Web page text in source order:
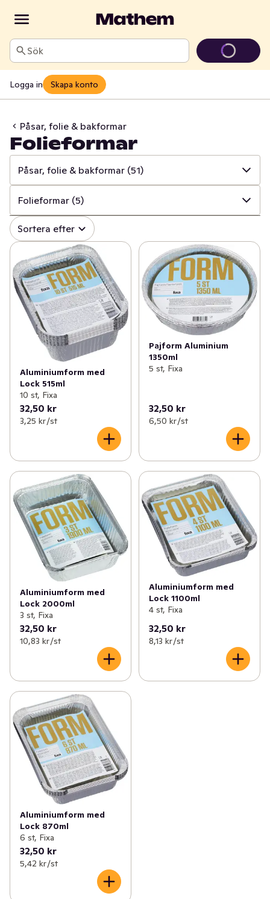
Sök
Logga in Skapa konto
Påsar, folie & bakformar
Folieformar
Påsar, folie & bakformar (51)
✓ Alla (997)
✓ Hushålls- & toapapper
Disk & städ (206)
✓ Tvätt & klädvård (124)
✓ Påsar, folie & bakformar (51)
Servetter, ljus & engångsartiklar (226)
Blommor & växter
✓ Hushållsel
✓ Husgeråd
Kontor & tillbehör (44)
✓ Grill, ved & tändare (18)
✓ Heminredning (48)
✓ Leksaker & spel (20)
Fritid & övrigt (23)
Säsongspynt
Folieformar (5)
✓ Alla (51)
Frysförvaring (13)
✓ Istärningspåsar (1)
✓ Smörgåspapper (1)
Stekpåsar (1)
Bakplåtspapper
✓ Aluminiumfolie
✓ Plastpåsar
✓ Zip-påsar (4)
✓ Folieformar (5)
Frysclips/frystejp (2)
Sortera efter
Aluminiumform med
Lock 515ml
10 st, Fixa
32,50 kr
3,25 kr /st
Pajform Aluminium
1350ml
5 st, Fixa
32,50 kr
6,50 kr /st
Aluminiumform med
Lock 2000ml
3 st, Fixa
32,50 kr
10,83 kr /st
Aluminiumform med
Lock 1100ml
4 st, Fixa
32,50 kr
8,13 kr /st
Aluminiumform med
Lock 870ml
6 st, Fixa
32,50 kr
5,42 kr /st